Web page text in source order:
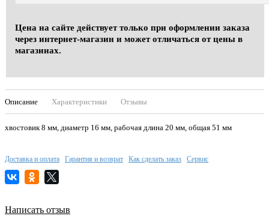
Цена на сайте действует только при оформлении заказа
через интернет-магазин и может отличаться от цены в
магазинах.
Описание Характеристики Отзывы
хвостовик 8 мм, диаметр 16 мм, рабочая длина 20 мм, общая 51 мм
Доставка и оплата Гарантия и возврат Как сделать заказ Сервис
Написать отзыв